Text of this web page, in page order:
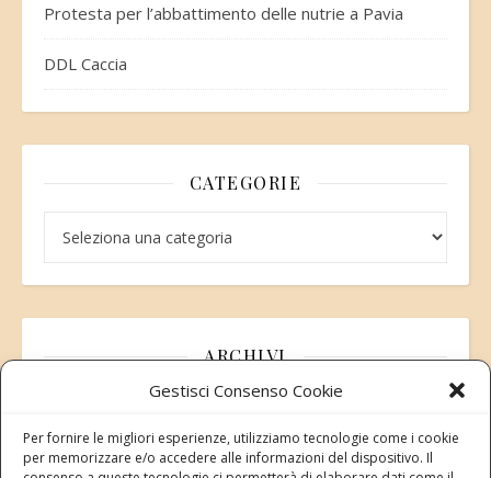
Gestisci Consenso Cookie
Per fornire le migliori esperienze, utilizziamo tecnologie come i cookie
per memorizzare e/o accedere alle informazioni del dispositivo. Il
Protesta per l’abbattimento delle nutrie a Pavia
DDL Caccia
CATEGORIE
ARCHIVI